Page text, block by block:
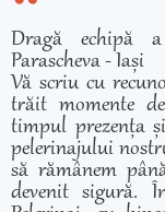
Dragă echipă
Parascheva - Iași
Vă scriu cu
trăit momente
timpul prezența
pelerinajului
să rămânem
devenit sigură.